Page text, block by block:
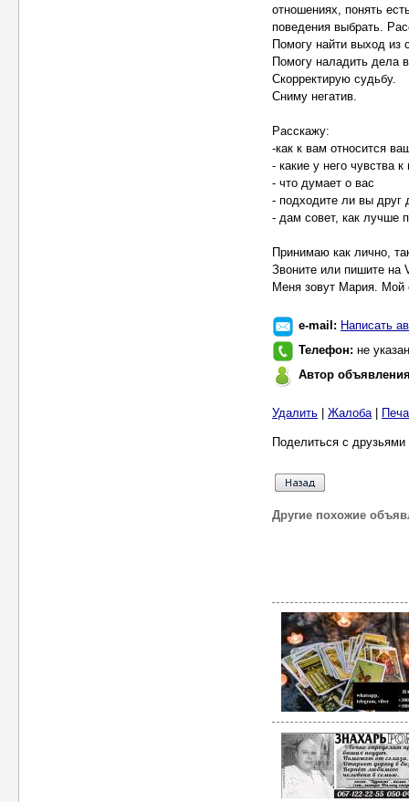
отношениях, понять
поведения выбрать.
Помогу найти выход из
Помогу наладить дела
Скорректирую судьбу.
Сниму негатив.
Расскажу:
-как к вам относится
- какие у него чувства к
- что думает о вас
- подходите ли вы друг
- дам совет, как лучше
Принимаю как лично,
Звоните или пишите на
Меня зовут Мария. Мой
e-mail: Написать
Телефон: не указан
Автор
Удалить Жалоба|
Поделиться с
Другие похожие